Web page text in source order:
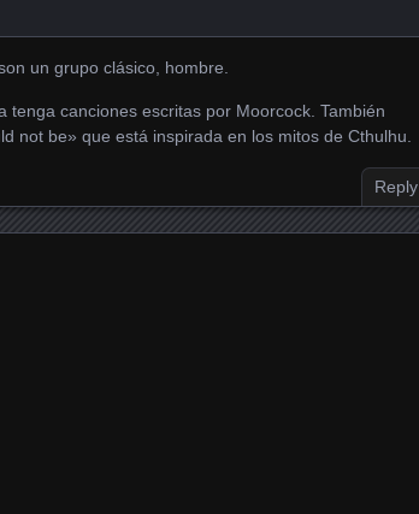
un grupo clásico, hombre.
canciones escritas por Moorcock. También
not be» que está inspirada en los mitos de Cthulhu.
Reply